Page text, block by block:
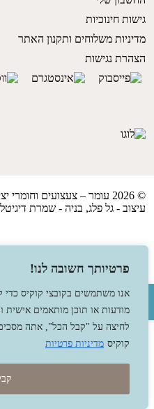
פרטיותך חשובה לנו!
אנו משתמשים בקובצי קוקיס
מודעות או תוכן מותאמים אישית
לחיצה על "קבל הכל", אתה
קוקיס מדיניות פרטיות
גישות חינוכיות
מדיניות משלוחים ותקנון האתר
הצהרת נגישות
© 2026 עומר – צעצועים וחומרי יצירה ברוח האנתרופוסופיה.
עיצוב - גל פלג, בניה - שמרת
פתח סרגל נגישות